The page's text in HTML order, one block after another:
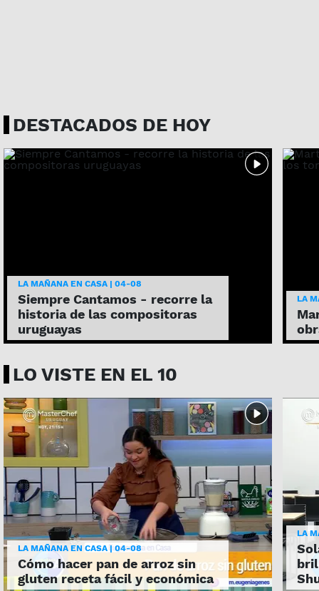
DESTACADOS DE HOY
LA MAÑANA EN CASA | 04-08
Siempre Cantamos - recorre la
historia de las compositoras
uruguayas
LA
LO VISTE EN EL 10
LA MAÑANA EN CASA | 04-08
Cómo hacer pan de arroz sin
gluten receta fácil y económica
LA